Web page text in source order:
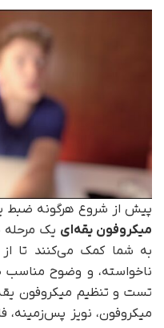
پیش از شروع هرگونه ضبط
میکروفون یقه‌ای یک
به شما کمک می‌کنند تا از
ناخواسته، و وضوح
تست و تنظیم میکروفون
میکروفون، نویز پس‌زمینه،